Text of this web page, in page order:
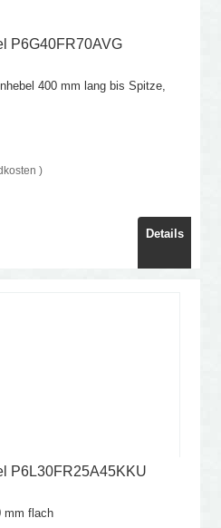
P6G40FR70AVG
400 mm lang bis Spitze,
)
Details
P6L30FR25A45KKU
mm flach